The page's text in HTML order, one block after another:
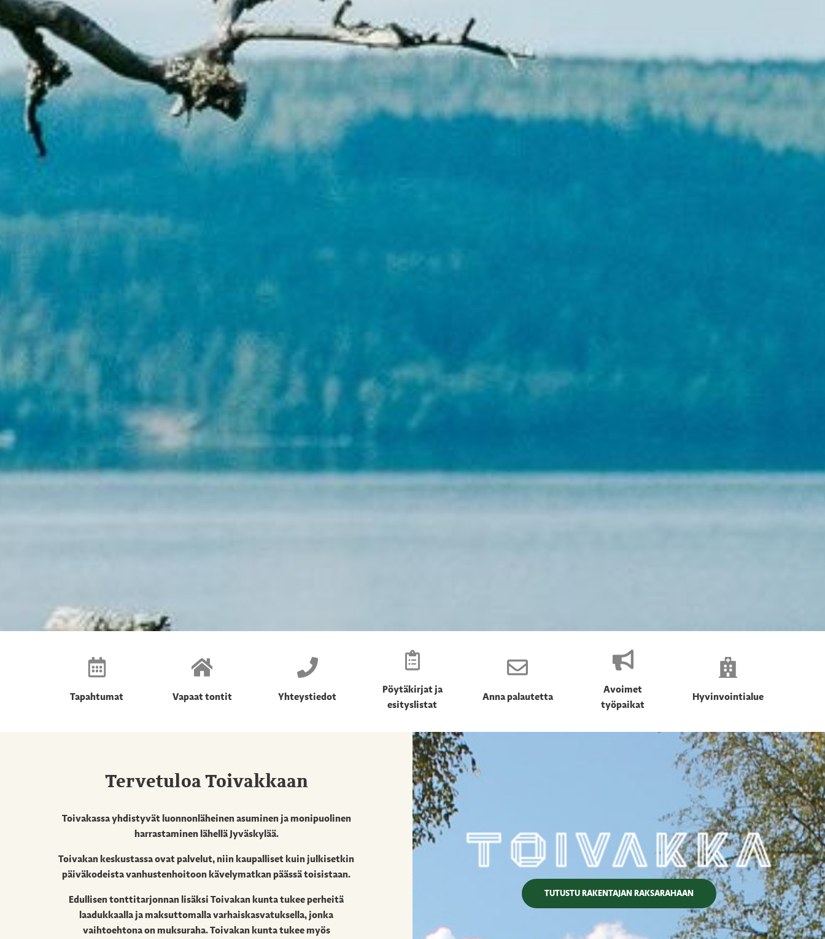
Tapahtumat Vapaat tontit Yhteystiedot
Pöytäkirjat ja
esityslistat
Anna palautetta
Avoimet
työpaikat
Hyvinvointialue
Tervetuloa Toivakkaan
Toivakassa yhdistyvät luonnonläheinen asuminen ja monipuolinen
harrastaminen lähellä Jyväskylää.
Toivakan keskustassa ovat palvelut, niin kaupalliset kuin julkisetkin
päiväkodeista vanhustenhoitoon kävelymatkan päässä toisistaan.
Edullisen tonttitarjonnan lisäksi Toivakan kunta tukee perheitä
laadukkaalla ja maksuttomalla varhaiskasvatuksella, jonka
vaihtoehtona on muksuraha. Toivakan kunta tukee myös
TUTUSTU RAKENTAJAN RAKSARAHAAN